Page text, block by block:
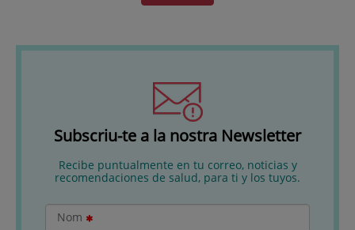
Subscriu-te a la nostra Newsletter
Recibe puntualmente en tu correo, noticias y
recomendaciones de salud, para ti y los tuyos.
Nom